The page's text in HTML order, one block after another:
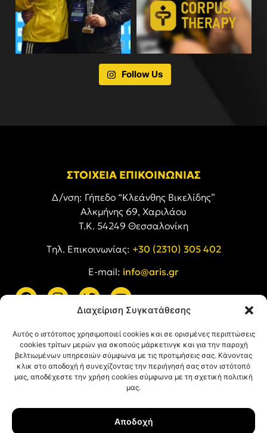
Διαχείριση Συγκατάθεσης
Αυτός ο ιστότοπος χρησιμοποιεί cookies και σε ορισμένες περιπτώσεις
cookies τρίτων μερών για σκοπούς μάρκετινγκ και για την παροχή
βελτιωμένων υπηρεσιών σύμφωνα με τις προτιμήσεις σας. Κάνοντας
κλικ στο αποδοχή ή συνεχίζοντας την περιήγησή σας στον ιστότοπό
μας, αποδέχεστε την χρήση cookies σύμφωνα με τη σχετική πολιτική
μας.
Αποδοχή
Follow Us
ΣΤΟΙΧΕΙΑ ΕΠΙΚΟΙΝΩΝΙΑΣ
Δ/νση: Γήπεδο “Κλεάνθης Βικελίδης”
Αλκμήνης 69, Χαριλάου
Τ.Κ. 54249 Θεσσαλονίκη
Tηλ. Επικοινωνίας: +30 (2310) 305 402
E-mail: info@aris.gr
Όροι Χρήσης